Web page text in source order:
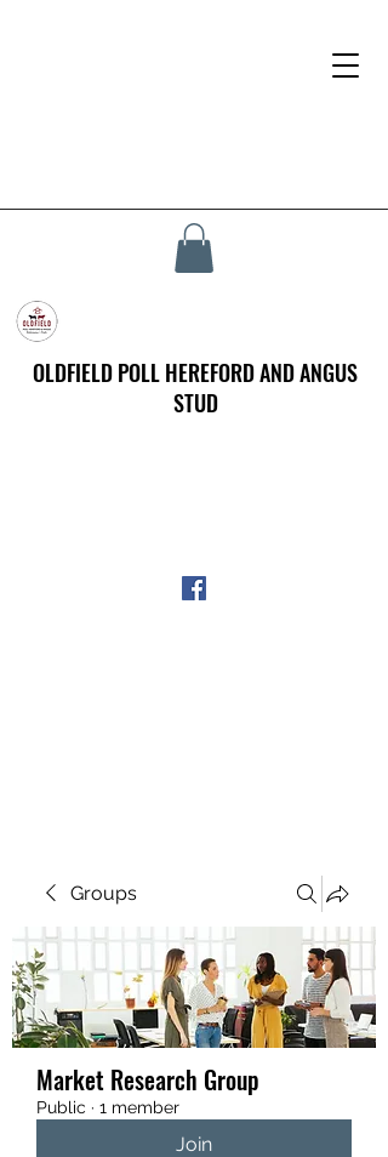
OLDFIELD POLL HEREFORD AND ANGUS
STUD
Groups
Market Research Group
Public · 1 member
Join